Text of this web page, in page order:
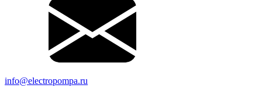
info@electropompa.ru